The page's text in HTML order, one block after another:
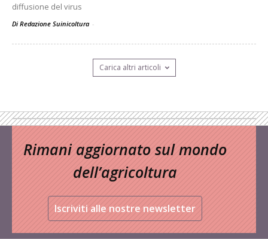
diffusione del virus
Di Redazione Suinicoltura -
Carica altri articoli
Rimani aggiornato sul mondo
dell’agricoltura
Iscriviti alle nostre newsletter